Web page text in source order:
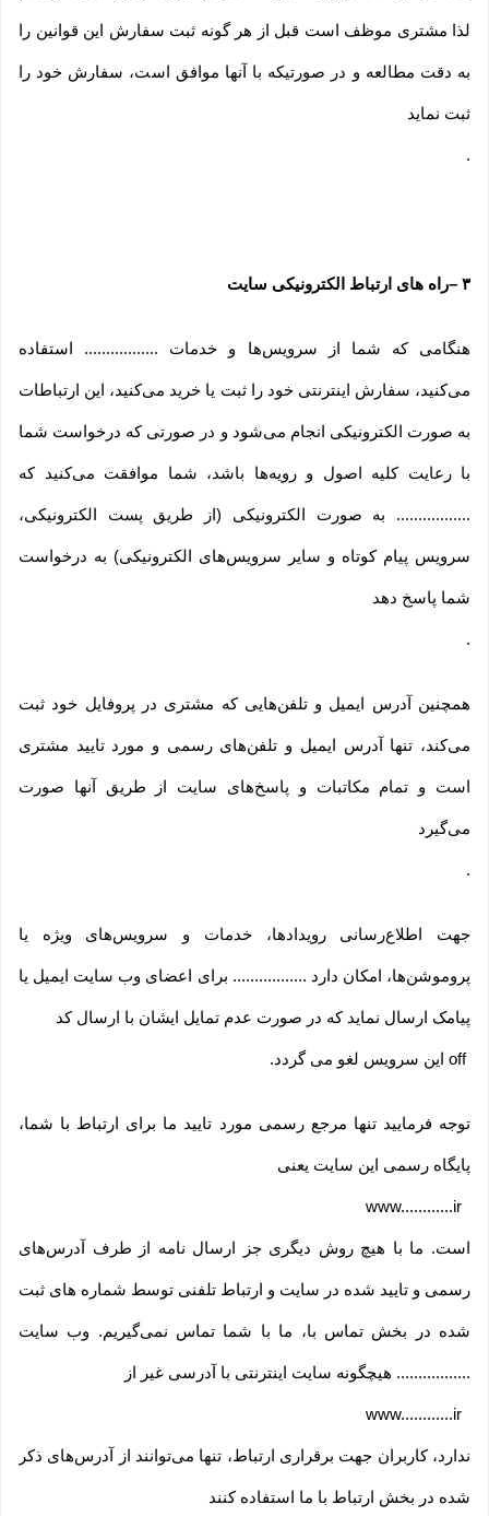
لذا مشتری موظف است قبل از هر گونه ثبت سفارش این قوانین را
به دقت مطالعه و در صورتیکه با آنها موافق است، سفارش خود را
ثبت نماید
.
۳ –راه های ارتباط الکترونیکی سایت
هنگامی که شما از سرویس‌‏ها و خدمات ................. استفاده
می‏‌کنید، سفارش اینترنتی خود را ثبت یا خرید می‏‌کنید، این ارتباطات
به صورت الکترونیکی انجام می‏‌شود و در صورتی که درخواست شما
با رعایت کلیه اصول و رویه‏‌ها باشد، شما موافقت می‌‏کنید که
................. به صورت الکترونیکی (از طریق پست الکترونیکی،
سرویس پیام کوتاه و سایر سرویس‌های الکترونیکی) به درخواست
شما پاسخ دهد
.
همچنین آدرس ایمیل و تلفن‌هایی که مشتری در پروفایل خود ثبت
می‌کند، تنها آدرس ایمیل و تلفن‌های رسمی و مورد تایید مشتری
است و تمام مکاتبات و پاسخ‌های سایت از طریق آنها صورت
می‌گیرد
.
جهت اطلاع‌رسانی رویدادها، خدمات و سرویس‌های ویژه یا
پروموشن‌ها، امکان دارد ................. برای اعضای وب سایت ایمیل یا
پیامک ارسال نماید که در صورت عدم تمایل ایشان با ارسال کد
off این سرویس لغو می گردد.
توجه فرمایید تنها مرجع رسمی مورد تایید ما برای ارتباط با شما،
پایگاه رسمی این سایت یعنی
www............ir
است. ما با هیچ روش دیگری جز ارسال نامه از طرف آدرس‏‌های
رسمی و تایید شده در سایت و ارتباط تلفنی توسط شماره های ثبت
شده در بخش تماس با، ما با شما تماس نمی‌‏گیریم. وب سایت
................. هیچگونه سایت اینترنتی با آدرسی غیر از
www............ir
ندارد، کاربران جهت برقراری ارتباط، تنها می‏‌توانند از آدرس‌‏های ذکر
شده در بخش ارتباط با ما استفاده کنند